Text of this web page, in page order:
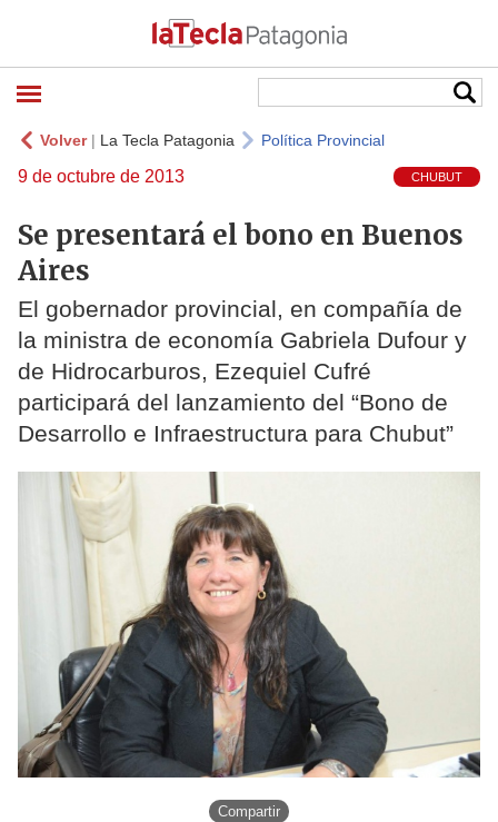
Volver| La Tecla Patagonia Política Provincial
9 de octubre de 2013 CHUBUT
Se presentará el bono en Buenos
Aires
El gobernador provincial, en compañía de
la ministra de economía Gabriela Dufour y
de Hidrocarburos, Ezequiel Cufré
participará del lanzamiento del “Bono de
Desarrollo e Infraestructura para Chubut”
Compartir